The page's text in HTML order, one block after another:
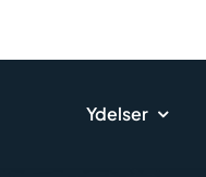
Ydelser